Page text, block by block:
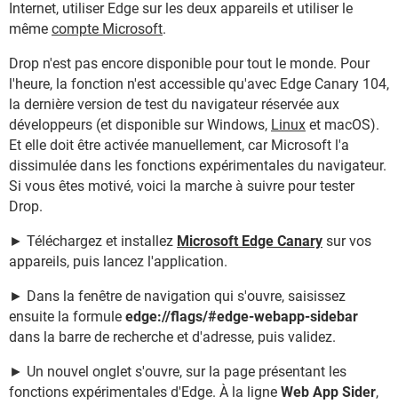
Internet, utiliser Edge sur les deux appareils et utiliser le
même compte Microsoft.
Drop n'est pas encore disponible pour tout le monde. Pour
l'heure, la fonction n'est accessible qu'avec Edge Canary 104,
la dernière version de test du navigateur réservée aux
développeurs (et disponible sur Windows, Linux et macOS).
Et elle doit être activée manuellement, car Microsoft l'a
dissimulée dans les fonctions expérimentales du navigateur.
Si vous êtes motivé, voici la marche à suivre pour tester
Drop.
► Téléchargez et installez Microsoft Edge Canary sur vos
appareils, puis lancez l'application.
► Dans la fenêtre de navigation qui s'ouvre, saisissez
ensuite la formule edge://flags/#edge-webapp-sidebar
dans la barre de recherche et d'adresse, puis validez.
► Un nouvel onglet s'ouvre, sur la page présentant les
fonctions expérimentales d'Edge. À la ligne Web App Sider,